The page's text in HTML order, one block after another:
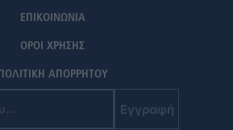
ΕΠΙΚΟΙΝΩΝΙΑ
ΟΡΟΙ ΧΡΗΣΗΣ
ΠΟΛΙΤΙΚΗ ΑΠΟΡΡΗΤΟΥ
Εγγραφή